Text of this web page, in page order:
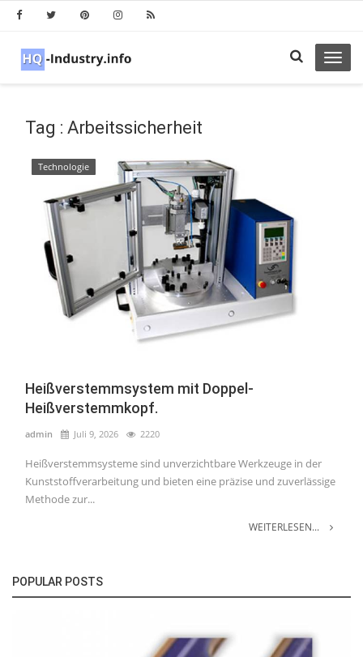
Tag : Arbeitssicherheit
Technologie
Heißverstemmsystem mit Doppel-
Heißverstemmkopf.
admin Juli 9, 2026 2220
Heißverstemmsysteme sind unverzichtbare Werkzeuge in der
Kunststoffverarbeitung und bieten eine präzise und zuverlässige
Methode zur...
WEITERLESEN...
POPULAR POSTS